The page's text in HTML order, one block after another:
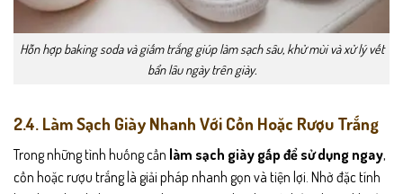
Hỗn hợp baking soda và giấm trắng giúp làm sạch sâu, khử mùi và xử lý vết
bẩn lâu ngày trên giày.
2.4. Làm Sạch Giày Nhanh Với Cồn Hoặc Rượu Trắng
Trong những tình huống cần làm sạch giày gấp để sử dụng ngay,
cồn hoặc rượu trắng là giải pháp nhanh gọn và tiện lợi. Nhờ đặc tính